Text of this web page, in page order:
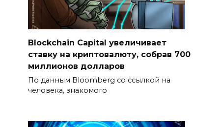
Blockchain Capital увеличивает
ставку на криптовалюту, собрав 700
миллионов долларов
По данным Bloomberg со ссылкой на
человека, знакомого